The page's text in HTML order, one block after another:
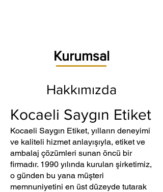
Kurumsal
Hakkımızda
Kocaeli Saygın Etiket
Kocaeli Saygın Etiket, yılların deneyimi
ve kaliteli hizmet anlayışıyla, etiket ve
ambalaj çözümleri sunan öncü bir
firmadır. 1990 yılında kurulan şirketimiz,
o günden bu yana müşteri
memnuniyetini en üst düzeyde tutarak